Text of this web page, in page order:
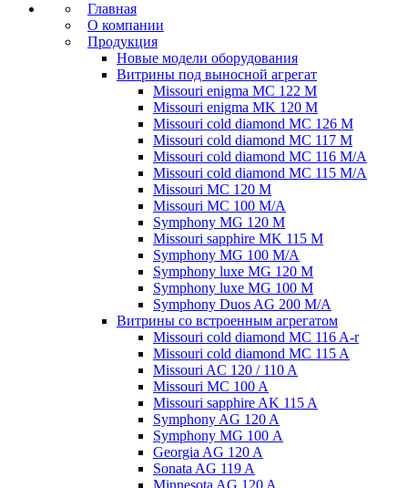
Главная
О компании
Продукция
Новые модели оборудования
Витрины под выносной агрегат
Missouri enigma MC 122 M
Missouri enigma MK 120 M
Missouri cold diamond MC 126 M
Missouri cold diamond MC 117 M
Missouri cold diamond MC 116 M/A
Missouri cold diamond MC 115 M/A
Missouri MC 120 M
Missouri MC 100 M/A
Symphony MG 120 M
Missouri sapphire MK 115 M
Symphony MG 100 M/А
Symphony luxe MG 120 M
Symphony luxe MG 100 M
Symphony Duos AG 200 M/A
Витрины со встроенным агрегатом
Missouri cold diamond MC 116 A-r
Missouri cold diamond MC 115 A
Missouri AC 120 / 110 A
Missouri MC 100 A
Missouri sapphire AK 115 A
Symphony AG 120 A
Symphony MG 100 А
Georgia AG 120 A
Sonata AG 119 A
Minnesota AG 120 A